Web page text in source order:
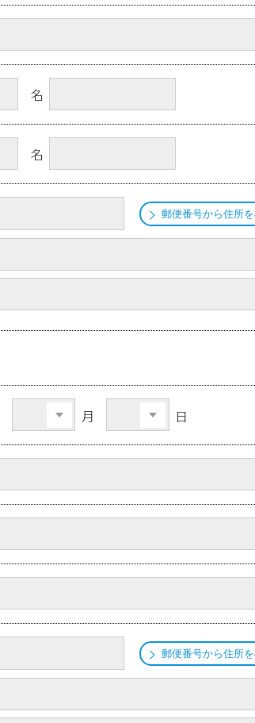
名
名
郵便番号から住所
月 日
郵便番号から住所